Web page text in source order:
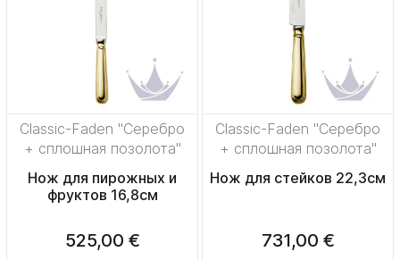
Classic-Faden "Серебро
+ сплошная позолота"
Нож для пирожных и
фруктов 16,8см
525,00 €
Classic-Faden "Серебро
+ сплошная позолота"
Нож для стейков 22,3см
731,00 €